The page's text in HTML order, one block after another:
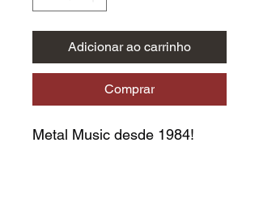
Adicionar ao carrinho
Comprar
Metal Music desde 1984!